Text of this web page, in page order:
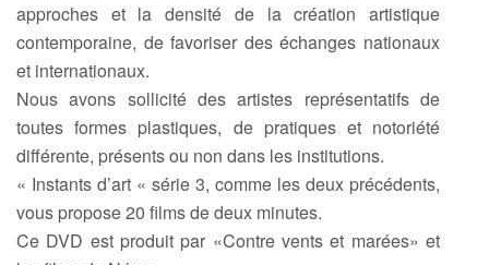
approches et la densité de la création artistique
contemporaine, de favoriser des échanges nationaux
et internationaux.
Nous avons sollicité des artistes représentatifs de
toutes formes plastiques, de pratiques et notoriété
différente, présents ou non dans les institutions.
« Instants d’art « série 3, comme les deux précédents,
vous propose 20 films de deux minutes.
Ce DVD est produit par «Contre vents et marées» et